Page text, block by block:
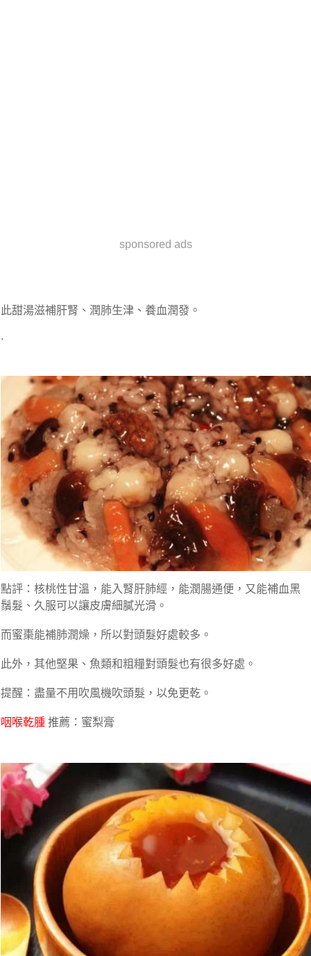
sponsored ads
此甜湯滋補肝腎、潤肺生津、養血潤發。
.
點評：核桃性甘溫，能入腎肝肺經，能潤腸通便，又能補血黑
鬚髮、久服可以讓皮膚細膩光滑。
而蜜棗能補肺潤燥，所以對頭髮好處較多。
此外，其他堅果、魚類和粗糧對頭髮也有很多好處。
提醒：盡量不用吹風機吹頭髮，以免更乾。
咽喉乾腫 推薦：蜜梨膏